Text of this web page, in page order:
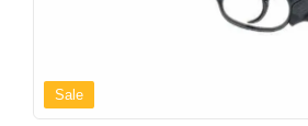
Sale